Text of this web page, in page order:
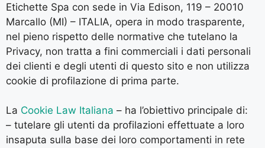
Etichette Spa con sede in Via Edison, 119 – 20010
Marcallo (MI) – ITALIA, opera in modo trasparente,
nel pieno rispetto delle normative che tutelano la
Privacy, non tratta a fini commerciali i dati personali
dei clienti e degli utenti di questo sito e non utilizza
cookie di profilazione di prima parte.
La Cookie Law Italiana – ha l’obiettivo principale di:
– tutelare gli utenti da profilazioni effettuate a loro
insaputa sulla base dei loro comportamenti in rete